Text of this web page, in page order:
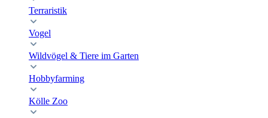
Terraristik
Vogel
Wildvögel & Tiere im Garten
Hobbyfarming
Kölle Zoo